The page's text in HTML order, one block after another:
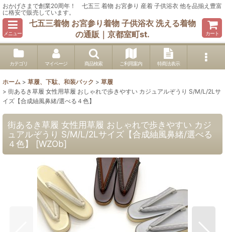
おかげさまで創業20周年！ 七五三 着物 お宮参り 産着 子供浴衣 他を品揃え豊富
に格安で販売しています。
メニュー
七五三着物 お宮参り着物 子供浴衣 洗える着物
の通販｜京都室町st.
カート
カテゴリ マイページ 商品検索 ご利用案内 特商法表示
ホーム > 草履、下駄、和装バック > 草履
> 街あるき草履 女性用草履 おしゃれで歩きやすい カジュアルぞうり S/M/L/2Lサ
イズ【合成紬風鼻緒/選べる４色】
街あるき草履 女性用草履 おしゃれで歩きやすい カジ
ュアルぞうり S/M/L/2Lサイズ【合成紬風鼻緒/選べる
４色】
[WZOb]